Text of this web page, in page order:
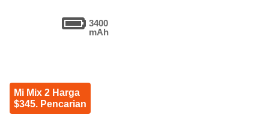
3400
mAh
Mi Mix 2 Harga
$345. Pencarian